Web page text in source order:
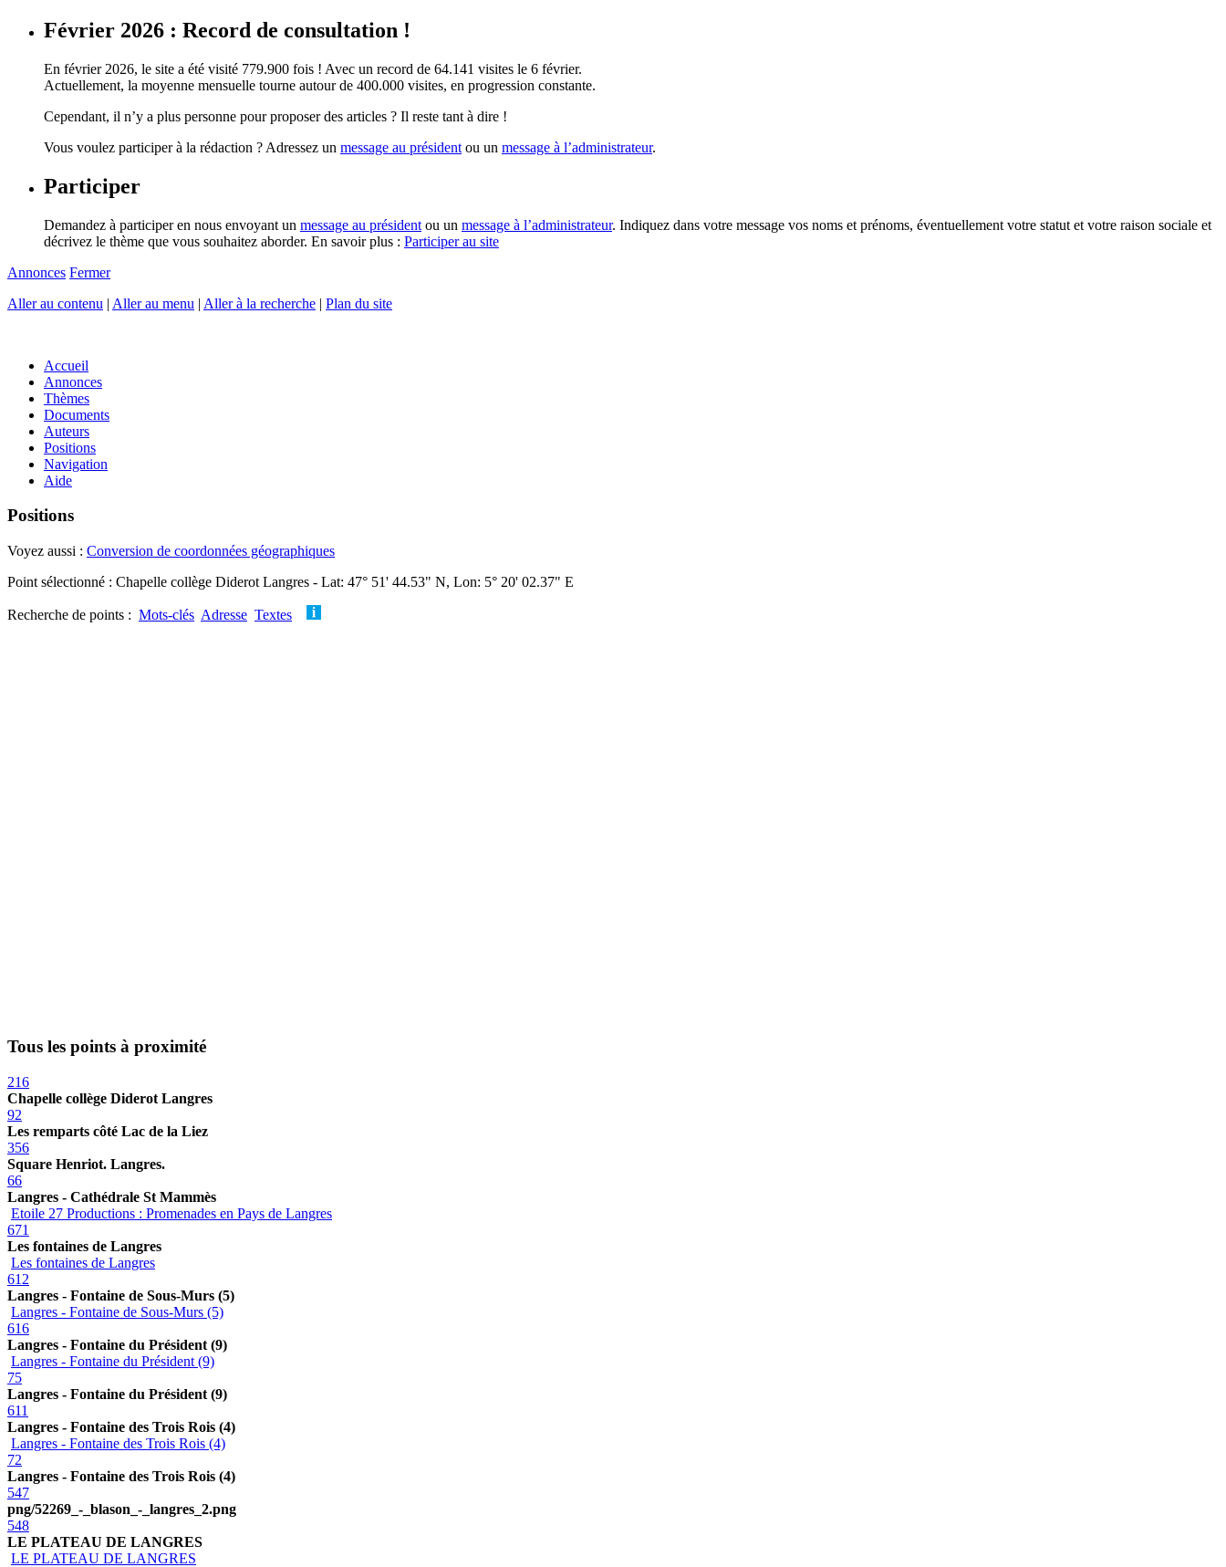
Février 2026 : Record de consultation !
En février 2026, le site a été visité 779.900 fois ! Avec un record de 64.141 visites le 6 février.
Actuellement, la moyenne mensuelle tourne autour de 400.000 visites, en progression constante.
Cependant, il n’y a plus personne pour proposer des articles ? Il reste tant à dire !
Vous voulez participer à la rédaction ? Adressez un message au président ou un message à l’administrateur.
Participer
Demandez à participer en nous envoyant un message au président ou un message à l’administrateur. Indiquez dans votre message vos noms et prénoms, éventuellement votre statut et votre raison sociale et
décrivez le thème que vous souhaitez aborder. En savoir plus : Participer au site
Annonces Fermer
Aller au contenu | Aller au menu | Aller à la recherche | Plan du site
Accueil
Annonces
Thèmes
Documents
Auteurs
Positions
Navigation
Aide
Positions
Voyez aussi : Conversion de coordonnées géographiques
Point sélectionné : Chapelle collège Diderot Langres - Lat: 47° 51' 44.53" N, Lon: 5° 20' 02.37" E
Recherche de points : Mots-clés Adresse Textes
Tous les points à proximité
216
Chapelle collège Diderot Langres
92
Les remparts côté Lac de la Liez
356
Square Henriot. Langres.
66
Langres - Cathédrale St Mammès
Etoile 27 Productions : Promenades en Pays de Langres
671
Les fontaines de Langres
Les fontaines de Langres
612
Langres - Fontaine de Sous-Murs (5)
Langres - Fontaine de Sous-Murs (5)
616
Langres - Fontaine du Président (9)
Langres - Fontaine du Président (9)
75
Langres - Fontaine du Président (9)
611
Langres - Fontaine des Trois Rois (4)
Langres - Fontaine des Trois Rois (4)
72
Langres - Fontaine des Trois Rois (4)
547
png/52269_-_blason_-_langres_2.png
548
LE PLATEAU DE LANGRES
LE PLATEAU DE LANGRES